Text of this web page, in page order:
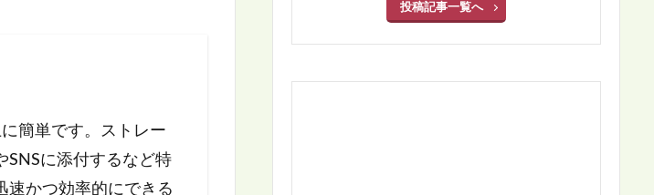
簡単です。ストレー
SNSに添付するなど特
速かつ効率的にできる
投稿記事一覧へ